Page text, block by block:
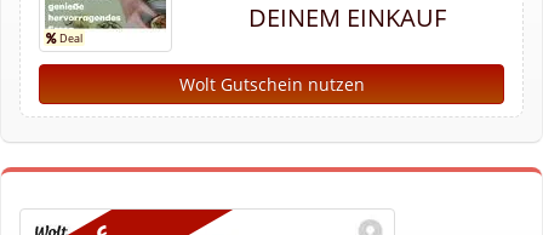
DEINEM EINKAUF
Wolt Gutschein nutzen